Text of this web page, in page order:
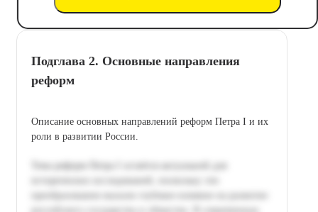
Подглава 2. Основные направления
реформ
Описание основных направлений реформ Петра I и их
роли в развитии России.